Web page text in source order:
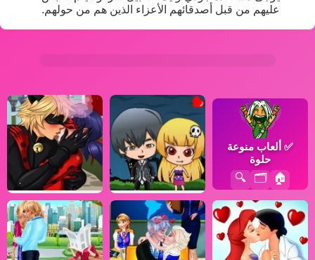
عليهم من قبل أصدقائهم الأعزاء الذين هم من حولهم.
✅ ألعاب منوعة
حلوة
🏠
🗂️
🔍